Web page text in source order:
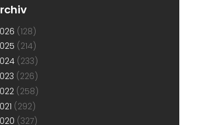
(128)
(214)
(233)
(226)
(258)
(292)
(327)